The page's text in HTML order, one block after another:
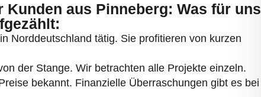
Kunden aus Pinneberg: Was für uns
Norddeutschland tätig. Sie profitieren von kurzen
der Stange. Wir betrachten alle Projekte einzeln.
bekannt. Finanzielle Überraschungen gibt es bei